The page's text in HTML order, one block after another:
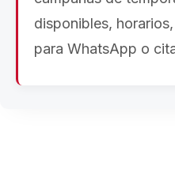
disponibles,
para WhatsApp o